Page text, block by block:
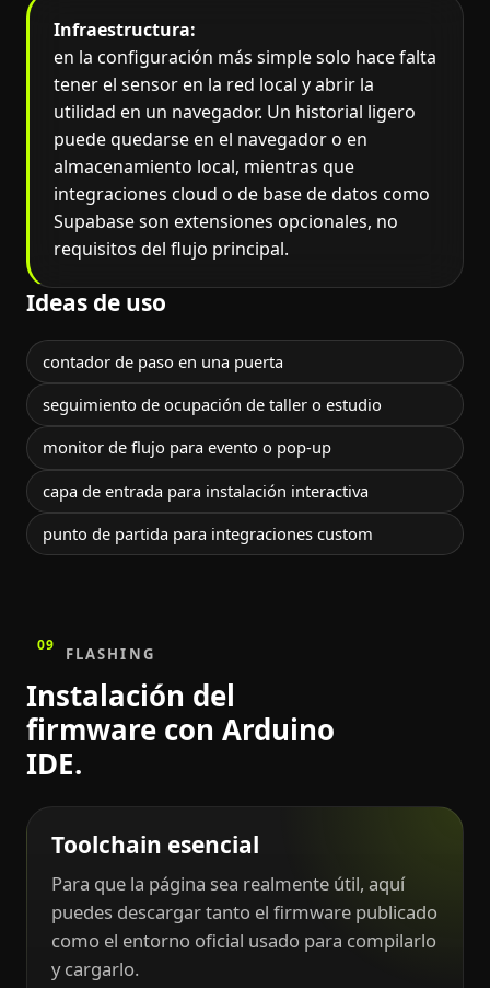
Infraestructura:
en la configuración más simple solo hace falta
tener el sensor en la red local y abrir la
utilidad en un navegador. Un historial ligero
puede quedarse en el navegador o en
almacenamiento local, mientras que
integraciones cloud o de base de datos como
Supabase son extensiones opcionales, no
requisitos del flujo principal.
Ideas de uso
contador de paso en una puerta
seguimiento de ocupación de taller o estudio
monitor de flujo para evento o pop-up
capa de entrada para instalación interactiva
punto de partida para integraciones custom
09 FLASHING
Instalación del
firmware con Arduino
IDE.
Toolchain esencial
Para que la página sea realmente útil, aquí
puedes descargar tanto el firmware publicado
como el entorno oficial usado para compilarlo
y cargarlo.